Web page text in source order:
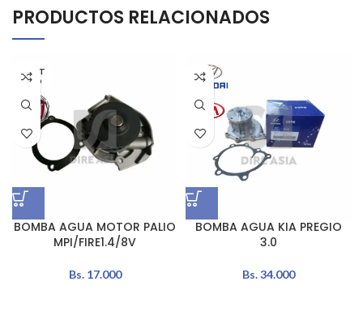
PRODUCTOS RELACIONADOS
AGOT
ADO
BOMBA AGUA MOTOR PALIO
MPI/FIRE1.4/8V
Bs.17.000
BOMBA AGUA KIA PREGIO
3.0
Bs.34.000